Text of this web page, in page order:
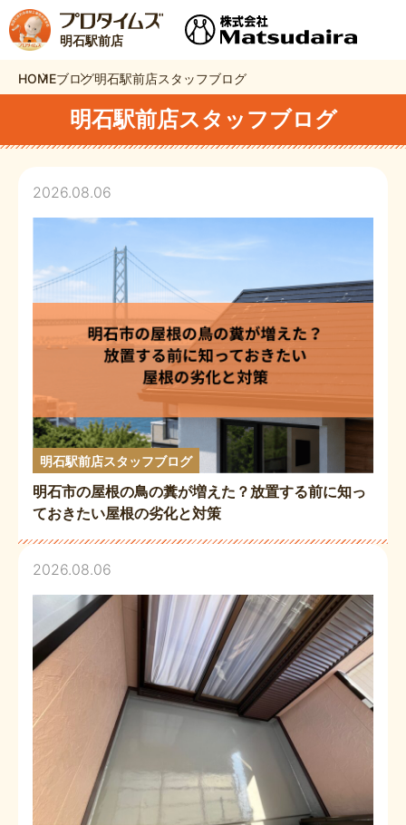
明石駅前店
HOMEブログ明石駅前店スタッフブログ
明石駅前店スタッフブログ
2026.08.06
明石駅前店スタッフブログ
明石市の屋根の鳥の糞が増えた？放置する前に知っ
ておきたい屋根の劣化と対策
2026.08.06